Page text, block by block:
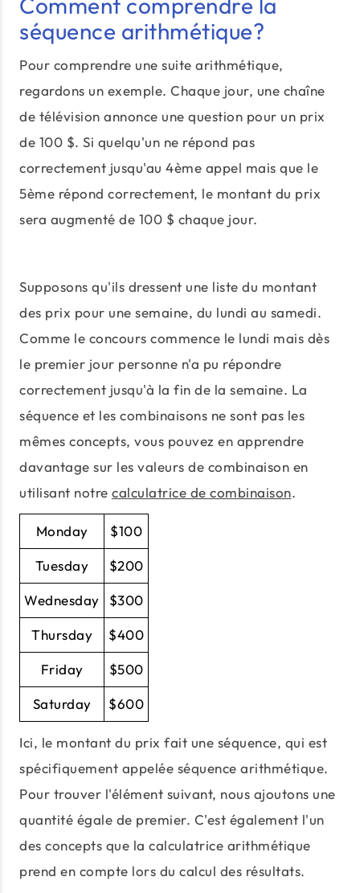
séquence arithmétique?
Pour comprendre une suite arithmétique,
regardons un exemple. Chaque jour, une chaîne
de télévision annonce une question pour un prix
de 100 $. Si quelqu'un ne répond pas
correctement jusqu'au 4ème appel mais que le
5ème répond correctement, le montant du prix
sera augmenté de 100 $ chaque jour.
Supposons qu'ils dressent une liste du montant
des prix pour une semaine, du lundi au samedi.
Comme le concours commence le lundi mais dès
le premier jour personne n'a pu répondre
correctement jusqu'à la fin de la semaine. La
séquence et les combinaisons ne sont pas les
mêmes concepts, vous pouvez en apprendre
davantage sur les valeurs de combinaison en
utilisant notre calculatrice de combinaison.
Monday $100
Tuesday $200
Wednesday $300
Thursday $400
Friday $500
Saturday $600
Ici, le montant du prix fait une séquence, qui est
spécifiquement appelée séquence arithmétique.
Pour trouver l'élément suivant, nous ajoutons une
quantité égale de premier. C'est également l'un
des concepts que la calculatrice arithmétique
prend en compte lors du calcul des résultats.